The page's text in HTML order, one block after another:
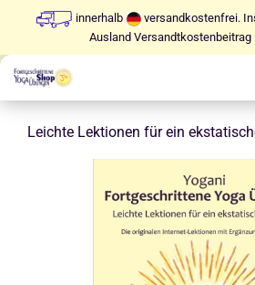
innerhalb
versandkostenfrei.
Ausland Versandtkostenbeitrag
Leichte Lektionen für ein